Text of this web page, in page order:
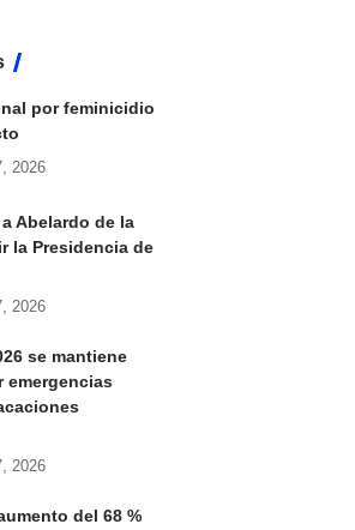
por feminicidio
2026
Abelardo de la
la Presidencia de
2026
se mantiene
emergencias
2026
del 68 %